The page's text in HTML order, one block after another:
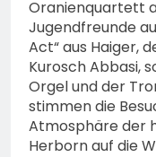
Oranienquartett
Jugendfreunde
Act“ aus Haiger,
Kurosch Abbasi,
Orgel und der
stimmen die
Atmosphäre der
Herborn auf die